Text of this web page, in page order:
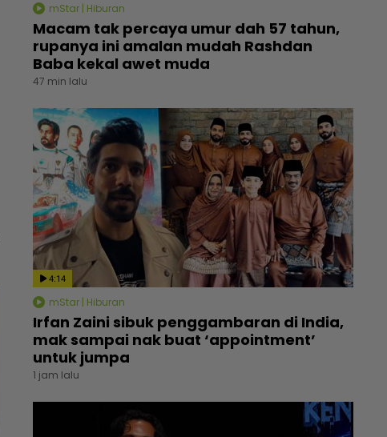
mStar | Hiburan
Macam tak percaya umur dah 57 tahun,
rupanya ini amalan mudah Rashdan
Baba kekal awet muda
47 min lalu
4:14
mStar | Hiburan
Irfan Zaini sibuk penggambaran di India,
mak sampai nak buat ‘appointment’
untuk jumpa
1 jam lalu